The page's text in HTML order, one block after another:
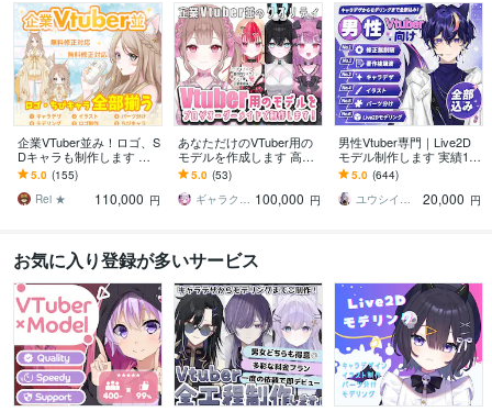
企業VTuber並み！ロゴ、S
Dキャラも制作します デ
ビュー徹底サポート！満
足いくまで修正無制限、
著作権譲渡
5.0 (155)
Rei ★
110,000 円
あなただけのVTuber用の
モデルを作成します 高ク
オリティな自分だけのモ
デルを作成させていただ
きます！
5.0 (53)
ギャラクシー 伊藤 100,000 円
男性Vtuber専門｜Live2D
モデル制作します 実績17
00件以上｜全工程対応・
著作権譲渡込｜初心者も
安心
5.0 (644)
ユウシイ＠Vtuber制作
20,000 円
お気に入り登録が多いサービス